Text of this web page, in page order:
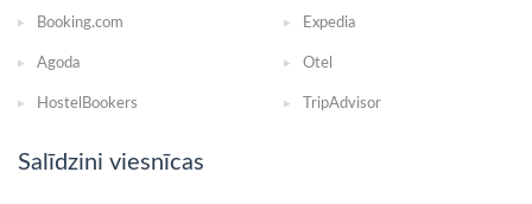
Booking.com Expedia
Agoda Otel
HostelBookers TripAdvisor
Salīdzini viesnīcas